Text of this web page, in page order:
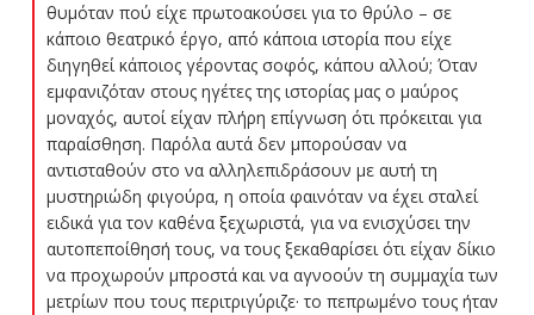
θυμόταν πού είχε πρωτοακούσει για το θρύλο – σε
κάποιο θεατρικό έργο, από κάποια ιστορία που είχε
διηγηθεί κάποιος γέροντας σοφός, κάπου αλλού; Όταν
εμφανιζόταν στους ηγέτες της ιστορίας μας ο μαύρος
μοναχός, αυτοί είχαν πλήρη επίγνωση ότι πρόκειται για
παραίσθηση. Παρόλα αυτά δεν μπορούσαν να
αντισταθούν στο να αλληλεπιδράσουν με αυτή τη
μυστηριώδη φιγούρα, η οποία φαινόταν να έχει σταλεί
ειδικά για τον καθένα ξεχωριστά, για να ενισχύσει την
αυτοπεποίθησή τους, να τους ξεκαθαρίσει ότι είχαν δίκιο
να προχωρούν μπροστά και να αγνοούν τη συμμαχία των
μετρίων που τους περιτριγύριζε· το πεπρωμένο τους ήταν